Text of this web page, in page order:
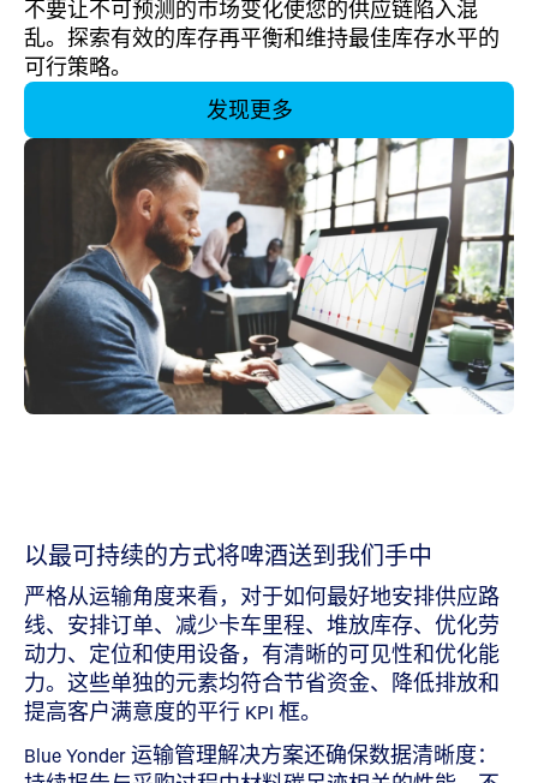
不要让不可预测的市场变化使您的供应链陷入混
乱。探索有效的库存再平衡和维持最佳库存水平的
可行策略。
发现更多
以最可持续的方式将啤酒送到我们手中
严格从运输角度来看，对于如何最好地安排供应路
线、安排订单、减少卡车里程、堆放库存、优化劳
动力、定位和使用设备，有清晰的可见性和优化能
力。这些单独的元素均符合节省资金、降低排放和
提高客户满意度的平行 KPI 框。
Blue Yonder 运输管理解决方案还确保数据清晰度：